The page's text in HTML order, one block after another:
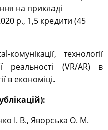
на прикладі
р., 1,5 кредити (45
комунікації, технології
реальності (VR/AR) в
в економіці.
І. В., Яворська О. М.